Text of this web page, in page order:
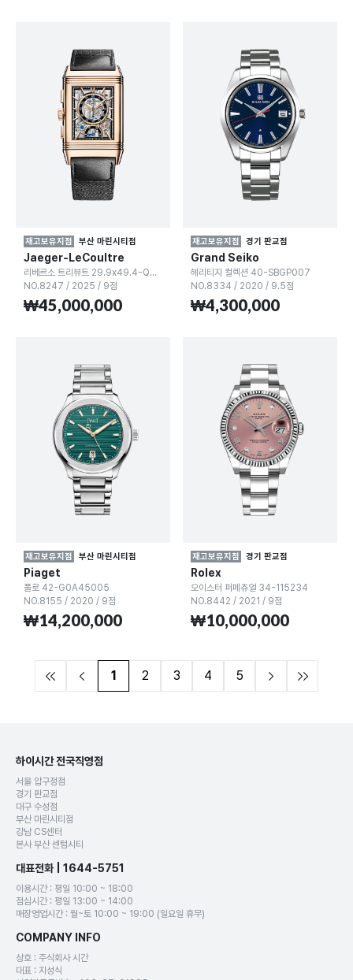
재고보유지점 부산 마린시티점
Jaeger-LeCoultre
리베르소 트리뷰트 29.9x49.4-Q389257J
NO.8247 / 2025 / 9점
₩45,000,000
재고보유지점 경기 판교점
Grand Seiko
헤리티지 컬렉션 40-SBGP007
NO.8334 / 2020 / 9.5점
₩4,300,000
재고보유지점 부산 마린시티점
Piaget
폴로 42-G0A45005
NO.8155 / 2020 / 9점
₩14,200,000
재고보유지점 경기 판교점
Rolex
오이스터 퍼페츄얼 34-115234
NO.8442 / 2021 / 9점
₩10,000,000
1 2 3 4 5
하이시간 전국직영점
서울 압구정점
경기 판교점
대구 수성점
부산 마린시티점
강남 CS센터
본사 부산 센텀시티
대표전화 | 1644-5751
이용시간 : 평일 10:00 ~ 18:00
점심시간 : 평일 13:00 ~ 14:00
매장영업시간 : 월~토 10:00 ~ 19:00 (일요일 휴무)
COMPANY INFO
상호 : 주식회사 시간
대표 : 지성식